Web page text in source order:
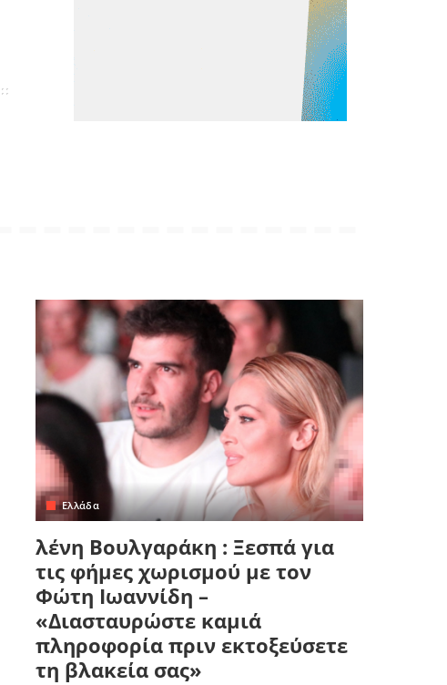
Ελλάδα
λένη Βουλγαράκη : Ξεσπά για
τις φήμες χωρισμού με τον
Φώτη Ιωαννίδη –
«Διασταυρώστε καμιά
πληροφορία πριν εκτοξεύσετε
τη βλακεία σας»